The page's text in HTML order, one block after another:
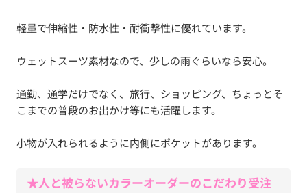
軽量で伸縮性・防水性・耐衝撃性に優れています。
ウェットスーツ素材なので、少しの雨ぐらいなら安心。
通勤、通学だけでなく、旅行、ショッピング、ちょっとそ
こまでの普段のお出かけ等にも活躍します。
小物が入れられるように内側にポケットがあります。
★人と被らないカラーオーダーのこだわり受注